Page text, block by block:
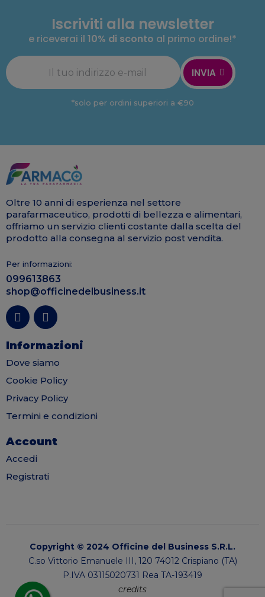
Iscriviti alla newsletter
e riceverai il 10% di sconto al primo ordine!*
INVIA
*solo per ordini superiori a €90
Oltre 10 anni di esperienza nel settore
parafarmaceutico, prodotti di bellezza e alimentari,
offriamo un servizio clienti costante dalla scelta del
prodotto alla consegna al servizio post vendita.
Per informazioni:
099613863
shop@officinedelbusiness.it
Informazioni
Dove siamo
Cookie Policy
Privacy Policy
Termini e condizioni
Account
Accedi
Registrati
Copyright © 2024 Officine del Business S.R.L.
C.so Vittorio Emanuele III, 120 74012 Crispiano (TA)
P.IVA 03115020731 Rea TA-193419
credits